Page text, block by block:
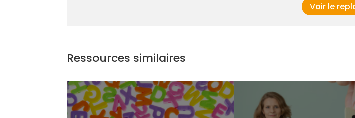
Voir le
Ressources similaires